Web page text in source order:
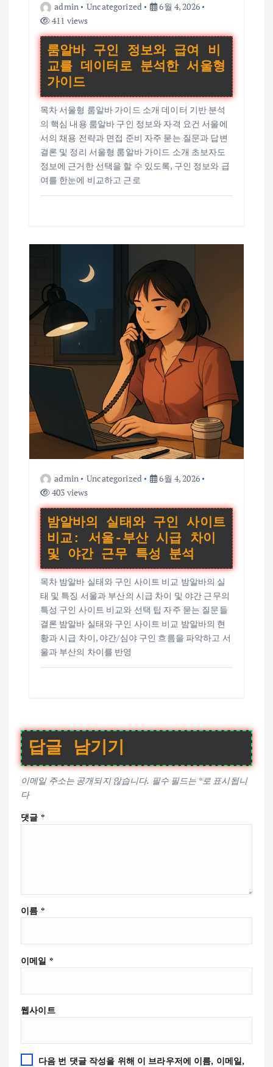
admin Uncategorized
6월 4, 2026
411 views
룸알바 구인 정보와 급여 비
교를 데이터로 분석한 서울형
가이드
목차 서울형 룸알바 가이드 소개 데이터 기반 분석
의 핵심 내용 룸알바 구인 정보와 자격 요건 서울에
서의 채용 전략과 면접 준비 자주 묻는 질문과 답변
결론 및 정리 서울형 룸알바 가이드 소개 초보자도
정보에 근거한 선택을 할 수 있도록, 구인 정보와 급
여를 한눈에 비교하고 근로
admin Uncategorized
6월 4, 2026
403 views
밤알바의 실태와 구인 사이트
비교: 서울-부산 시급 차이
및 야간 근무 특성 분석
목차 밤알바 실태와 구인 사이트 비교 밤알바의 실
태 및 특징 서울과 부산의 시급 차이 및 야간 근무의
특성 구인 사이트 비교와 선택 팁 자주 묻는 질문들
결론 밤알바 실태와 구인 사이트 비교 밤알바의 현
황과 시급 차이, 야간/심야 구인 흐름을 파악하고 서
울과 부산의 차이를 반영
답글 남기기
이메일 주소는 공개되지 않습니다. 필수 필드는 *로 표시됩니
다
댓글 *
이름 *
이메일 *
웹사이트
다음 번 댓글 작성을 위해 이 브라우저에 이름, 이메일,